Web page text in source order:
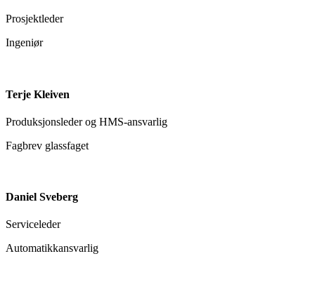
Prosjektleder
Ingeniør
Terje Kleiven
Produksjonsleder og HMS-ansvarlig
Fagbrev glassfaget
Daniel Sveberg
Serviceleder
Automatikkansvarlig